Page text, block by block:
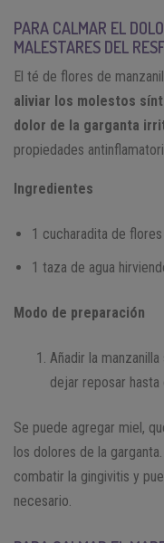
PARA CALMAR EL
MALESTARES DEL
El té de flores de
aliviar los molestos
dolor de la garganta
propiedades
Ingredientes
1 cucharadita de
1 taza de agua
Modo de preparación
Añadir la
dejar reposar hasta
Se puede agregar miel,
los dolores de la
combatir la gingivitis y
necesario.